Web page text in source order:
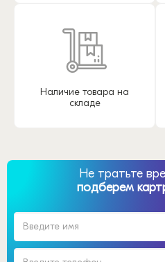
Наличие товара на
складе
Не тратьте
подберем